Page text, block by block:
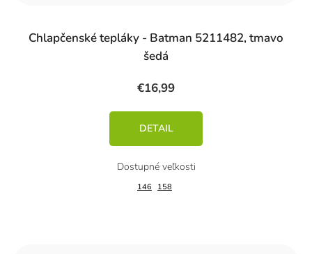
Chlapčenské tepláky - Batman 5211482, tmavo
šedá
€16,99
DETAIL
146 158